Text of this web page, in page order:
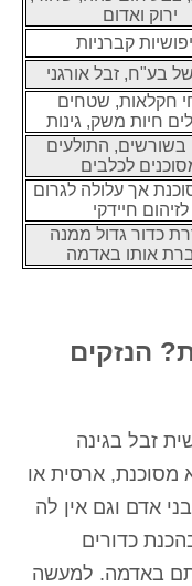
ירוק ואדום
קברניות
בע"ח, זבל אורגני
חקלאות, שטחים
חיות משק, גינות
בשורשים, התולעים
לכלבים
אך עלולה לגרום
לזיהום חיידקי
כדור גדול ממנה
אותו באדמה
הנזקים
זבל בגינה
ארסית או
אדם וגם אין לה
כדורים
באדמה. למעשה